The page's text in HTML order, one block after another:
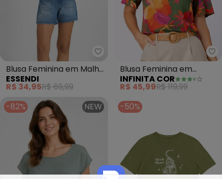
Essendi - Blusa Feminina em
Blusa Feminina em Malha
(Verde)
ESSENDI
R$ 34,95R$ 69,99
Blusa Feminina em
Ribana Estampada
(Verde)
INFINITA COR
R$ 45,99R$ 119,99
-82%
NEW -50%